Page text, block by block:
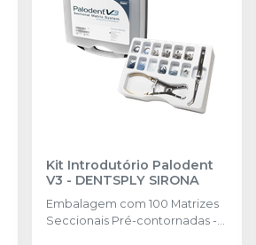
Kit Introdutório Palodent
V3 - DENTSPLY SIRONA
Embalagem com 100 Matrizes
Seccionais Pré-contornadas -